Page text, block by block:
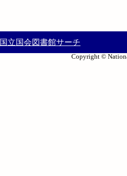
国立国会図書館サーチ
Copyright ©